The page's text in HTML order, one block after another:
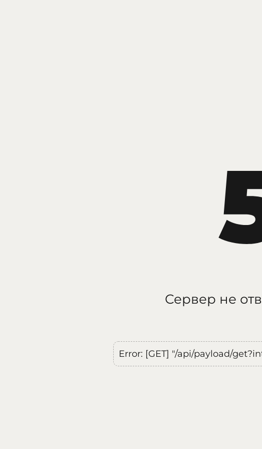
Сервер не
Error: [GET] "/api/payload/